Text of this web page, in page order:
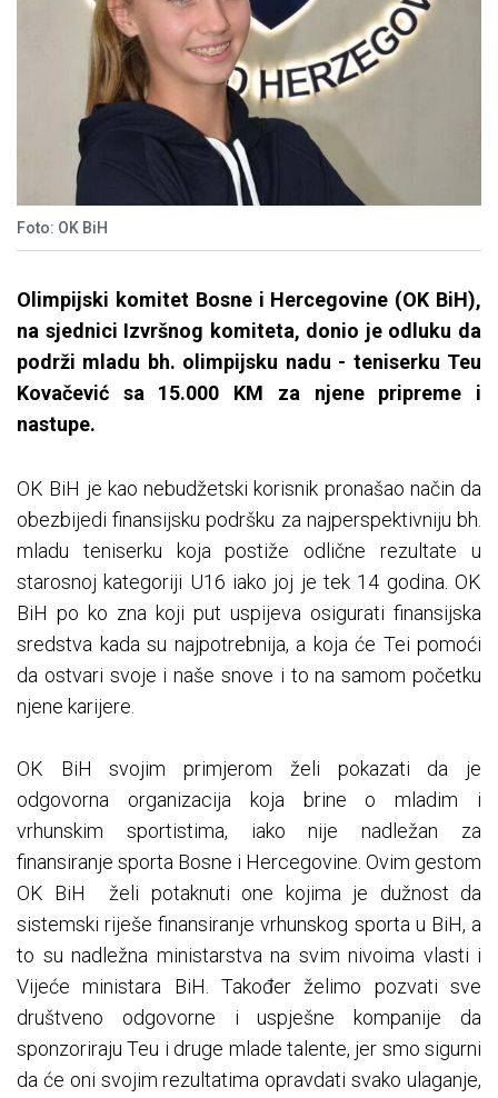
Foto: OK BiH
Olimpijski komitet Bosne i Hercegovine (OK BiH),
na sjednici Izvršnog komiteta, donio je odluku da
podrži mladu bh. olimpijsku nadu - teniserku Teu
Kovačević sa 15.000 KM za njene pripreme i
nastupe.
OK BiH je kao nebudžetski korisnik pronašao način da
obezbijedi finansijsku podršku za najperspektivniju bh.
mladu teniserku koja postiže odlične rezultate u
starosnoj kategoriji U16 iako joj je tek 14 godina. OK
BiH po ko zna koji put uspijeva osigurati finansijska
sredstva kada su najpotrebnija, a koja će Tei pomoći
da ostvari svoje i naše snove i to na samom početku
njene karijere.
OK BiH svojim primjerom želi pokazati da je
odgovorna organizacija koja brine o mladim i
vrhunskim sportistima, iako nije nadležan za
finansiranje sporta Bosne i Hercegovine. Ovim gestom
OK BiH želi potaknuti one kojima je dužnost da
sistemski riješe finansiranje vrhunskog sporta u BiH, a
to su nadležna ministarstva na svim nivoima vlasti i
Vijeće ministara BiH. Također želimo pozvati sve
društveno odgovorne i uspješne kompanije da
sponzoriraju Teu i druge mlade talente, jer smo sigurni
da će oni svojim rezultatima opravdati svako ulaganje,